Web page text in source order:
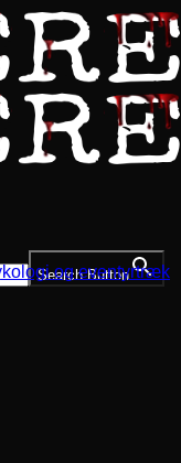
Search Button
og eventyrtræk